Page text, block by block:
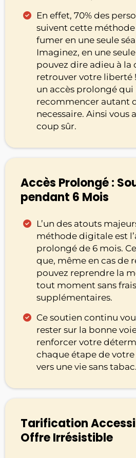
En effet, 70% des
suivent cette
fumer en une seule
Imaginez, en une
pouvez dire adieu à la
retrouver votre liberté
un accès prolongé
recommencer autant
necessaire. Ainsi vous
coup sûr.
Accès Prolongé :
pendant 6 Mois
L’un des atouts
méthode digitale est
prolongé de 6 mois.
que, même en cas de
pouvez reprendre la
tout moment sans frais
supplémentaires.
Ce soutien continu
rester sur la bonne
renforcer votre
chaque étape de
vers une vie sans tabac.
Tarification
Offre Irrésistible